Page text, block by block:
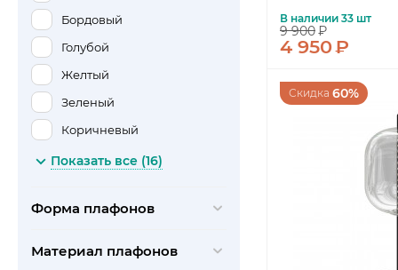
В наличии 33 шт
9 900₽
4 950₽
Скидка 60%
Citilux
Crystal Lux
De Markt
Divinare
Eglo
F-Promo
Feron
Фиолетовый
Хром
Бордовый
Голубой
Желтый
Зеленый
Коричневый
Красный
Оранжевый
Показать все (16)
Форма плафонов
Материал плафонов